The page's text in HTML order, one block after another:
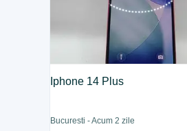
Iphone 14 Plus
Bucuresti - Acum 2 zile